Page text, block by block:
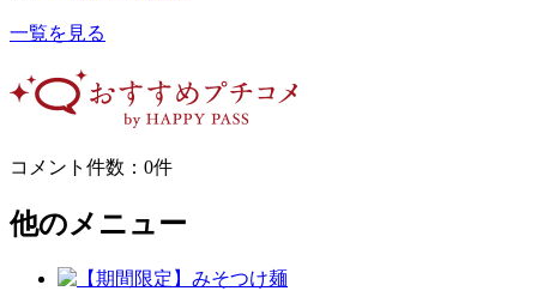
一覧を見る
コメント件数：0件
他のメニュー